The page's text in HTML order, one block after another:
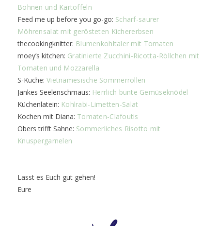
Bohnen und Kartoffeln
Feed me up before you go-go: Scharf-saurer
Möhrensalat mit gerösteten Kichererbsen
thecookingknitter: Blumenkohltaler mit Tomaten
moey’s kitchen: Gratinierte Zucchini-Ricotta-Röllchen mit
Tomaten und Mozzarella
S-Küche: Vietnamesische Sommerrollen
Jankes Seelenschmaus: Herrlich bunte Gemüseknödel
Küchenlatein: Kohlrabi-Limetten-Salat
Kochen mit Diana: Tomaten-Clafoutis
Obers trifft Sahne: Sommerliches Risotto mit
Knuspergarnelen
Lasst es Euch gut gehen!
Eure